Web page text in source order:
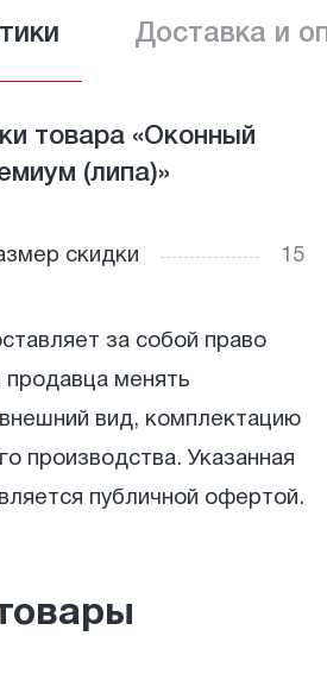
Доставка и
товара «Оконный
(липа)»
скидки 15
за собой право
менять
вид, комплектацию
производства. Указанная
публичной офертой.